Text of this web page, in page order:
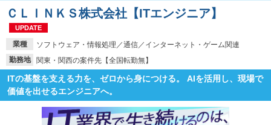
業種
ソフトウェア・情報処理／通信／インターネット・ゲーム関連
勤務地
関東・関西の案件先【全国転勤無】
ＣＬＩＮＫＳ株式会社【ITエンジニア】
UPDATE
ITの基盤を支える力を、ゼロから身につける。 AIを活用し、現場で
価値を出せるエンジニアへ。